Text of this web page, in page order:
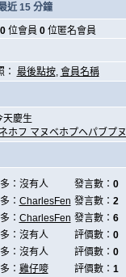
近 15 分鐘
0位會員 0位匿名會員
： 最後點按, 會員名稱
慶生
ネホフ マヌベホプヘパブプヌ
：沒有人 發言數： 0
： CharlesFen 發言數： 2
： CharlesFen 發言數： 6
：沒有人
評價數： 0
：沒有人
評價數： 0
： 雞仔嘜 評價數： 1